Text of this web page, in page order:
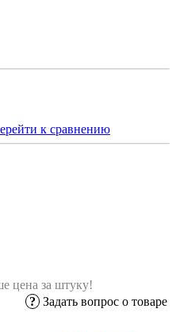
к сравнению
цена за штуку!
? Задать вопрос о товаре